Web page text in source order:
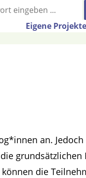
Eigene Projekte
an.
die